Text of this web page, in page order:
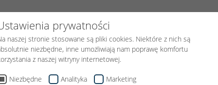
prywatności
naszej stronie stosowane są pliki cookies. Niektóre z nich są
niezbędne, inne umożliwiają nam poprawę komfortu
z naszej witryny internetowej.
Niezbędne Analityka Marketing